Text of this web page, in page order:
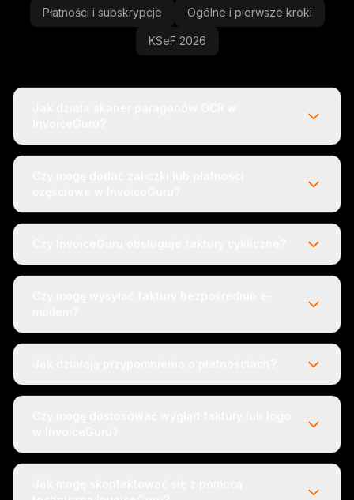
Płatności i subskrypcje Ogólne i pierwsze kroki
KSeF 2026